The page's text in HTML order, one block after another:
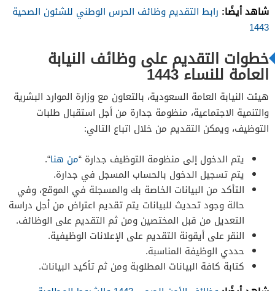
شاهد أيضًا: رابط التقديم وظائف الحرس الوطني للشئون الصحية
1443
خطوات التقديم علىوظائف النيابة
العامة للنساء 1443
هيئت النيابة العامة السعودية، بالتعاون مع وزارة الموارد البشرية
والتنمية الاجتماعية، منظومة جدارة من أجل استقبال طلبات
التوظيف، ويمكن التقديم من خلال اتباع التالي:
يتم الدخول إلى منظومة التوظيف جدارة “من هنا“.
يتم تسجيل الدخول بالحساب المسجل في جدارة.
التأكد من البيانات الخاصة بك والمسجلة في الموقع، وفي
حالة وجود تحديث للبيانات يتم تقديم اعتراض من أجل دراسة
التعديل من قبل المختصين ومن ثم التقديم على الوظائف.
النقر على أيقونة التقديم على الإعلانات الوظيفية.
حددي الوظيفة المناسبة.
كتابة كافة البيانات المطلوبة ومن ثم تأكيد البيانات.